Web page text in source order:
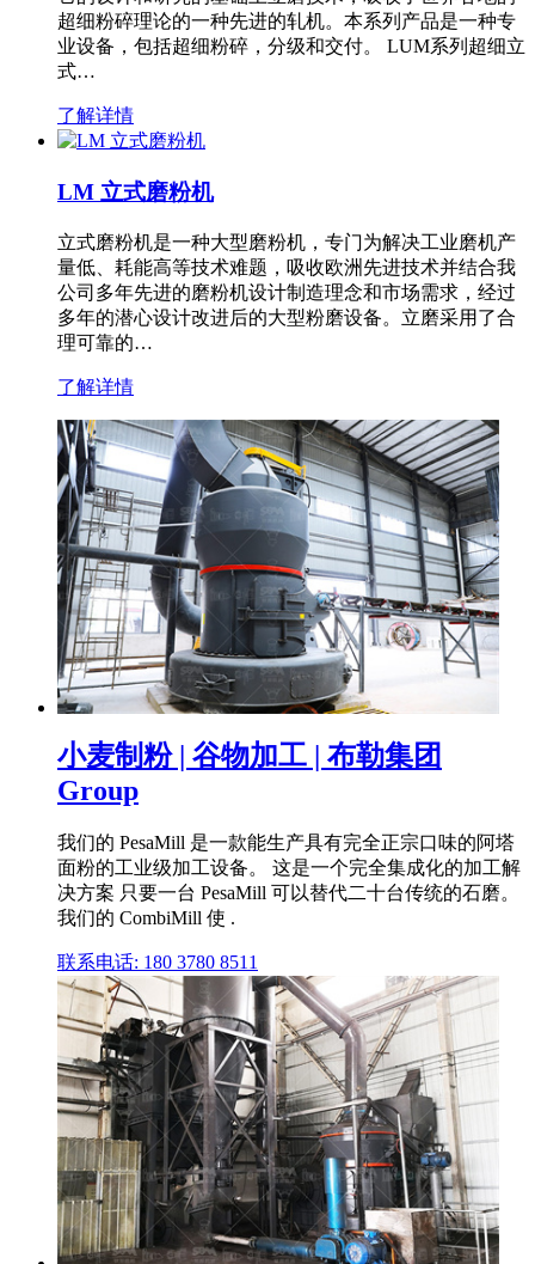
超细粉碎理论的一种先进的轧机。本系列产品是一种专
业设备，包括超细粉碎，分级和交付。 LUM系列超细立
式…
了解详情
LM 立式磨粉机
立式磨粉机是一种大型磨粉机，专门为解决工业磨机产
量低、耗能高等技术难题，吸收欧洲先进技术并结合我
公司多年先进的磨粉机设计制造理念和市场需求，经过
多年的潜心设计改进后的大型粉磨设备。立磨采用了合
理可靠的…
了解详情
小麦制粉 | 谷物加工 | 布勒集团
Group
我们的 PesaMill 是一款能生产具有完全正宗口味的阿塔
面粉的工业级加工设备。 这是一个完全集成化的加工解
决方案 只要一台 PesaMill 可以替代二十台传统的石磨。
我们的 CombiMill 使 .
联系电话: 180 3780 8511